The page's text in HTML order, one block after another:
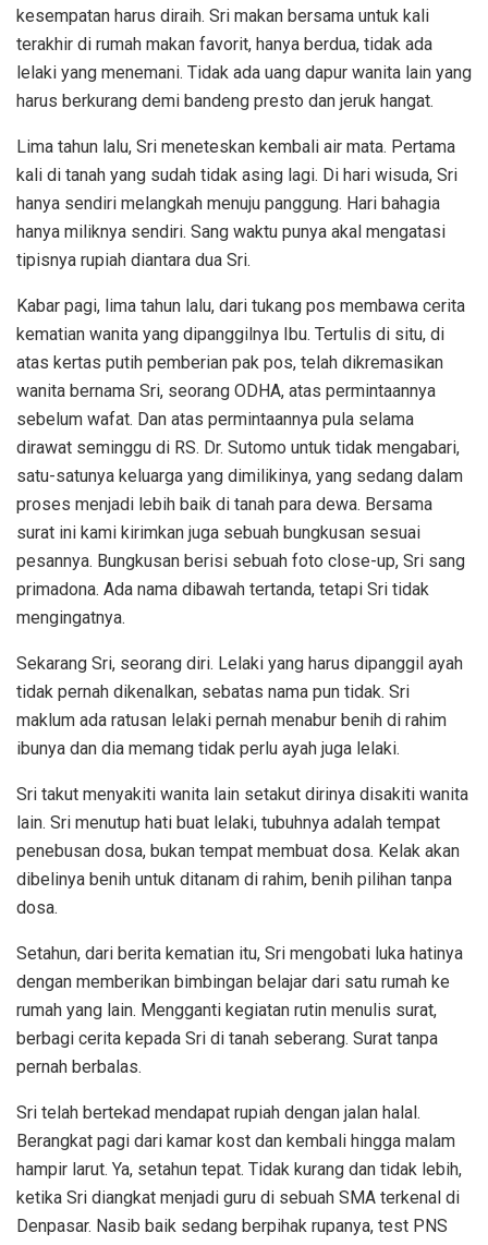
kesempatan harus diraih. Sri makan bersama untuk kali
terakhir di rumah makan favorit, hanya berdua, tidak ada
lelaki yang menemani. Tidak ada uang dapur wanita lain yang
harus berkurang demi bandeng presto dan jeruk hangat.
Lima tahun lalu, Sri meneteskan kembali air mata. Pertama
kali di tanah yang sudah tidak asing lagi. Di hari wisuda, Sri
hanya sendiri melangkah menuju panggung. Hari bahagia
hanya miliknya sendiri. Sang waktu punya akal mengatasi
tipisnya rupiah diantara dua Sri.
Kabar pagi, lima tahun lalu, dari tukang pos membawa cerita
kematian wanita yang dipanggilnya Ibu. Tertulis di situ, di
atas kertas putih pemberian pak pos, telah dikremasikan
wanita bernama Sri, seorang ODHA, atas permintaannya
sebelum wafat. Dan atas permintaannya pula selama
dirawat seminggu di RS. Dr. Sutomo untuk tidak mengabari,
satu-satunya keluarga yang dimilikinya, yang sedang dalam
proses menjadi lebih baik di tanah para dewa. Bersama
surat ini kami kirimkan juga sebuah bungkusan sesuai
pesannya. Bungkusan berisi sebuah foto close-up, Sri sang
primadona. Ada nama dibawah tertanda, tetapi Sri tidak
mengingatnya.
Sekarang Sri, seorang diri. Lelaki yang harus dipanggil ayah
tidak pernah dikenalkan, sebatas nama pun tidak. Sri
maklum ada ratusan lelaki pernah menabur benih di rahim
ibunya dan dia memang tidak perlu ayah juga lelaki.
Sri takut menyakiti wanita lain setakut dirinya disakiti wanita
lain. Sri menutup hati buat lelaki, tubuhnya adalah tempat
penebusan dosa, bukan tempat membuat dosa. Kelak akan
dibelinya benih untuk ditanam di rahim, benih pilihan tanpa
dosa.
Setahun, dari berita kematian itu, Sri mengobati luka hatinya
dengan memberikan bimbingan belajar dari satu rumah ke
rumah yang lain. Mengganti kegiatan rutin menulis surat,
berbagi cerita kepada Sri di tanah seberang. Surat tanpa
pernah berbalas.
Sri telah bertekad mendapat rupiah dengan jalan halal.
Berangkat pagi dari kamar kost dan kembali hingga malam
hampir larut. Ya, setahun tepat. Tidak kurang dan tidak lebih,
ketika Sri diangkat menjadi guru di sebuah SMA terkenal di
Denpasar. Nasib baik sedang berpihak rupanya, test PNS